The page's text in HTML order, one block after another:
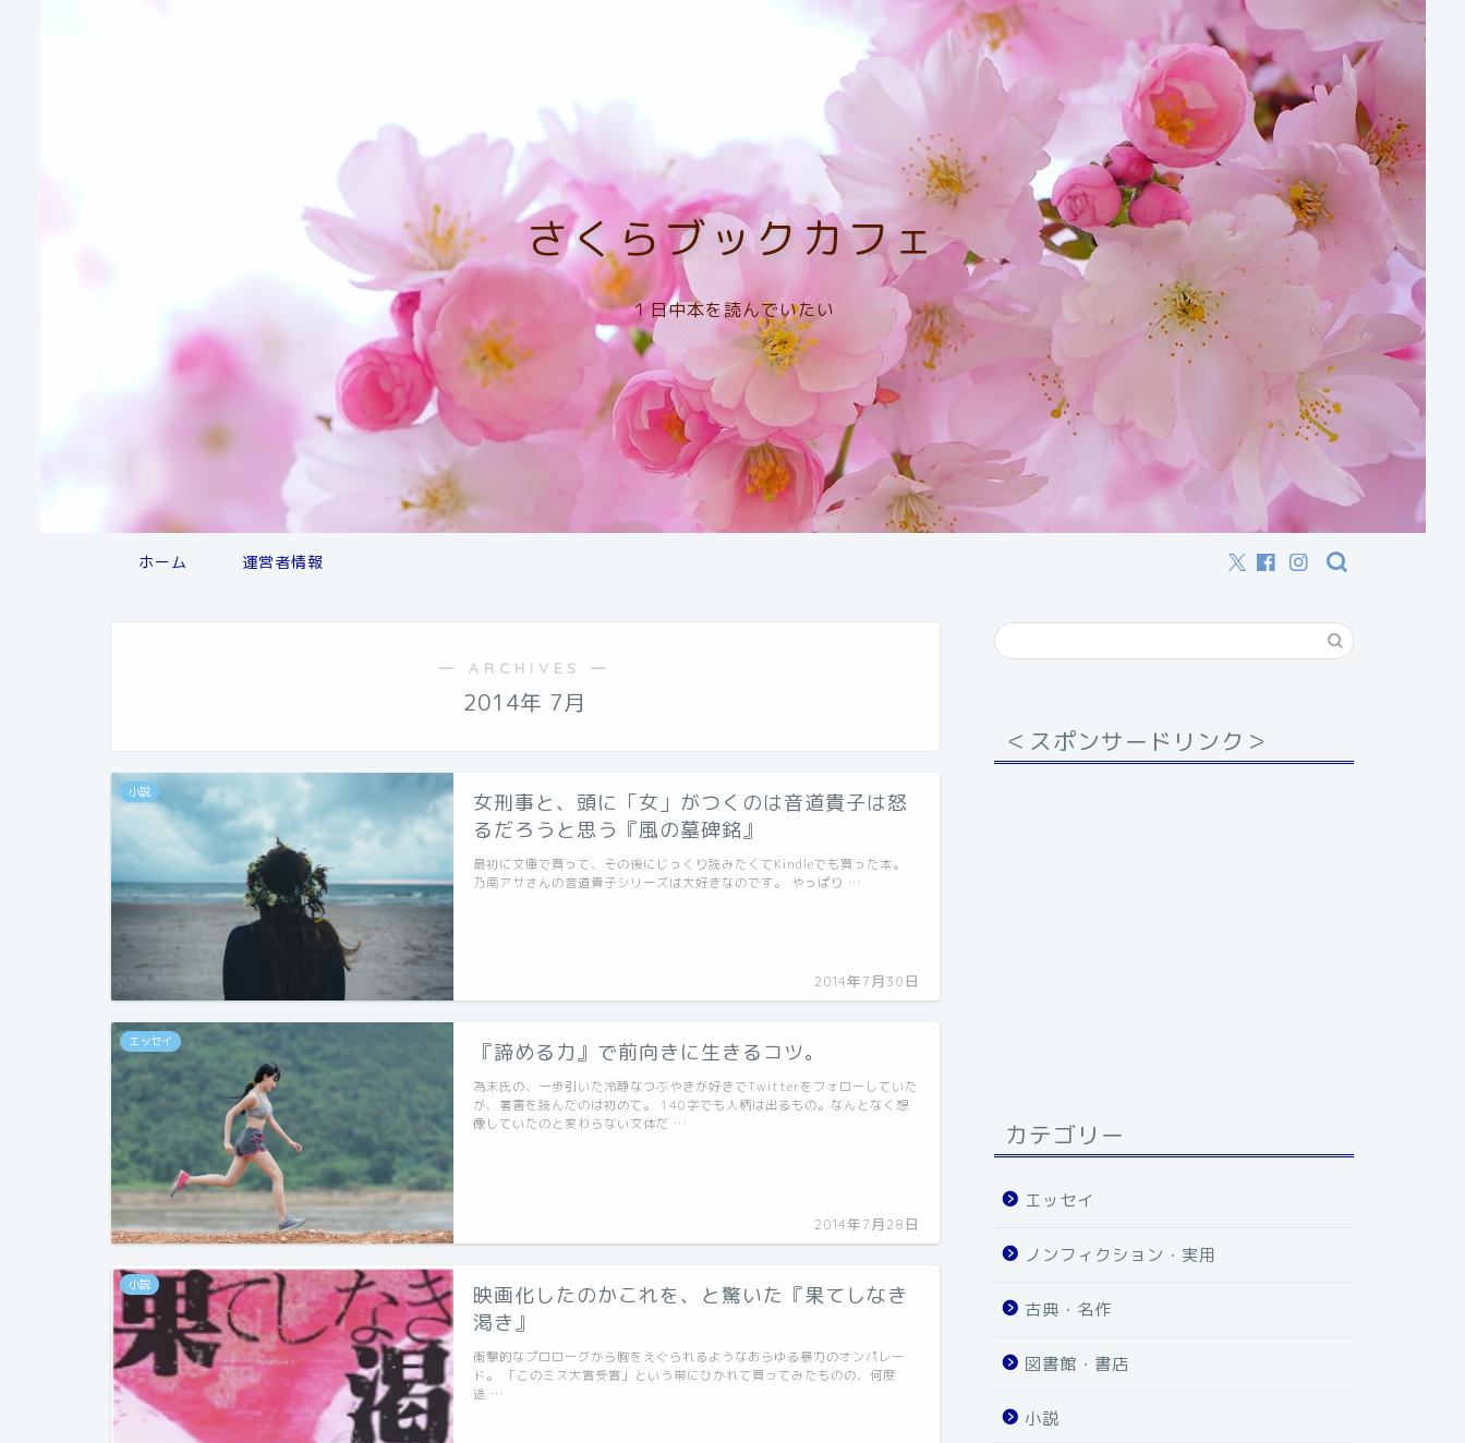
さくらブックカフェ
１日中本を読んでいたい
ホーム 運営者情報
― ARCHIVES ―
2014年 7月
小説
女刑事と、頭に「女」がつくのは音道貴子は怒
るだろうと思う『風の墓碑銘』
2014年7月30日
最初に文庫で買って、その後にじっくり読みたくてKindleでも買った本。
乃南アサさんの音道貴子シリーズは大好きなのです。 やっぱり …
エッセイ 『諦める力』で前向きに生きるコツ。
2014年7月28日
為末氏の、一歩引いた冷静なつぶやきが好きでTwitterをフォローしていた
が、著書を読んだのは初めて。 140字でも人柄は出るもの。なんとなく想
像していたのと変わらない文体だ …
小説
映画化したのかこれを、と驚いた『果てしなき
渇き』
衝撃的なプロローグから胸をえぐられるようなあらゆる暴力のオンパレー
ド。 「このミス大賞受賞」という帯にひかれて買ってみたものの、何度
途 …
＜スポンサードリンク＞
カテゴリー
エッセイ
ノンフィクション・実用
古典・名作
図書館・書店
小説